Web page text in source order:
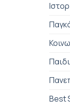
Best